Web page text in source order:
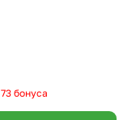
73 бонуса